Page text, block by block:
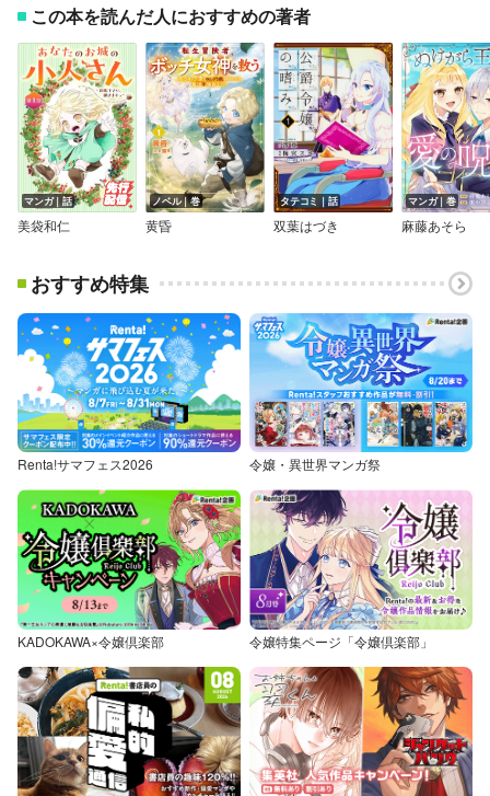
この本を読んだ人におすすめの著者
マンガ｜話
美袋和仁
ノベル｜巻
黄昏
タテコミ｜話
双葉はづき
マンガ｜巻
麻藤あそら
おすすめ特集
Renta!サマフェス2026 令嬢・異世界マンガ祭
KADOKAWA×令嬢倶楽部 令嬢特集ページ「令嬢倶楽部」